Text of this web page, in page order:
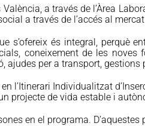
a través de l’Àrea
a través de l’accés al
s’ofereix és integral,
coneixement de les
ajudes per a transport,
l’Itinerari Individualitzat
projecte de vida estable i
en el programa.